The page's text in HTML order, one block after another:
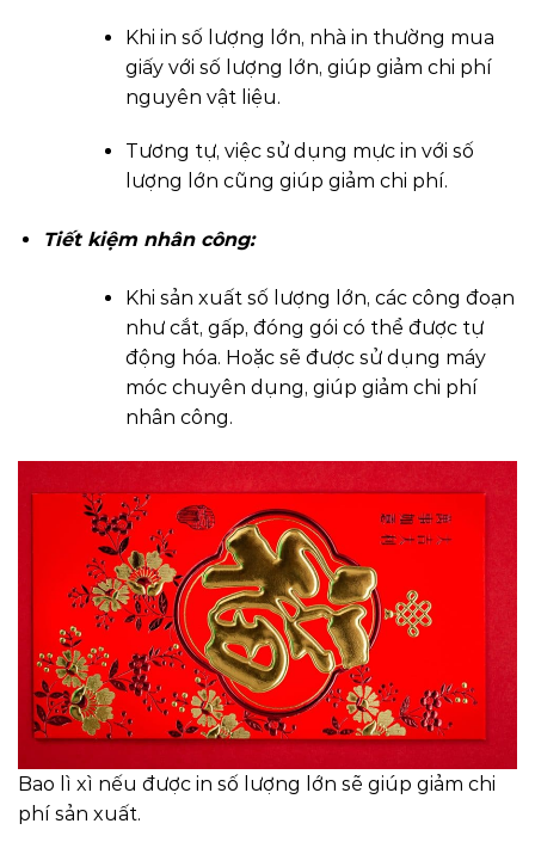
Khi in số lượng lớn, nhà in thường mua
giấy với số lượng lớn, giúp giảm chi phí
nguyên vật liệu.
Tương tự, việc sử dụng mực in với số
lượng lớn cũng giúp giảm chi phí.
Tiết kiệm nhân công:
Khi sản xuất số lượng lớn, các công đoạn
như cắt, gấp, đóng gói có thể được tự
động hóa. Hoặc sẽ được sử dụng máy
móc chuyên dụng, giúp giảm chi phí
nhân công.
Bao lì xì nếu được in số lượng lớn sẽ giúp giảm chi
phí sản xuất.